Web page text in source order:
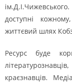
доступні
життєвий шлях
Ресурс буде
краєзнавців.